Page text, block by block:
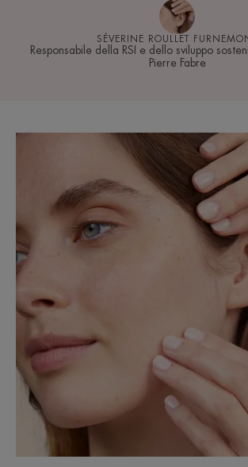
SÉVERINE ROULLET
Responsabile della RSI e dello sviluppo
Pierre Fabre